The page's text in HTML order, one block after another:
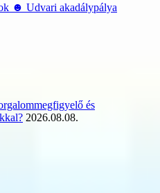
☻ Udvari akadálypálya
és
2026.08.08.